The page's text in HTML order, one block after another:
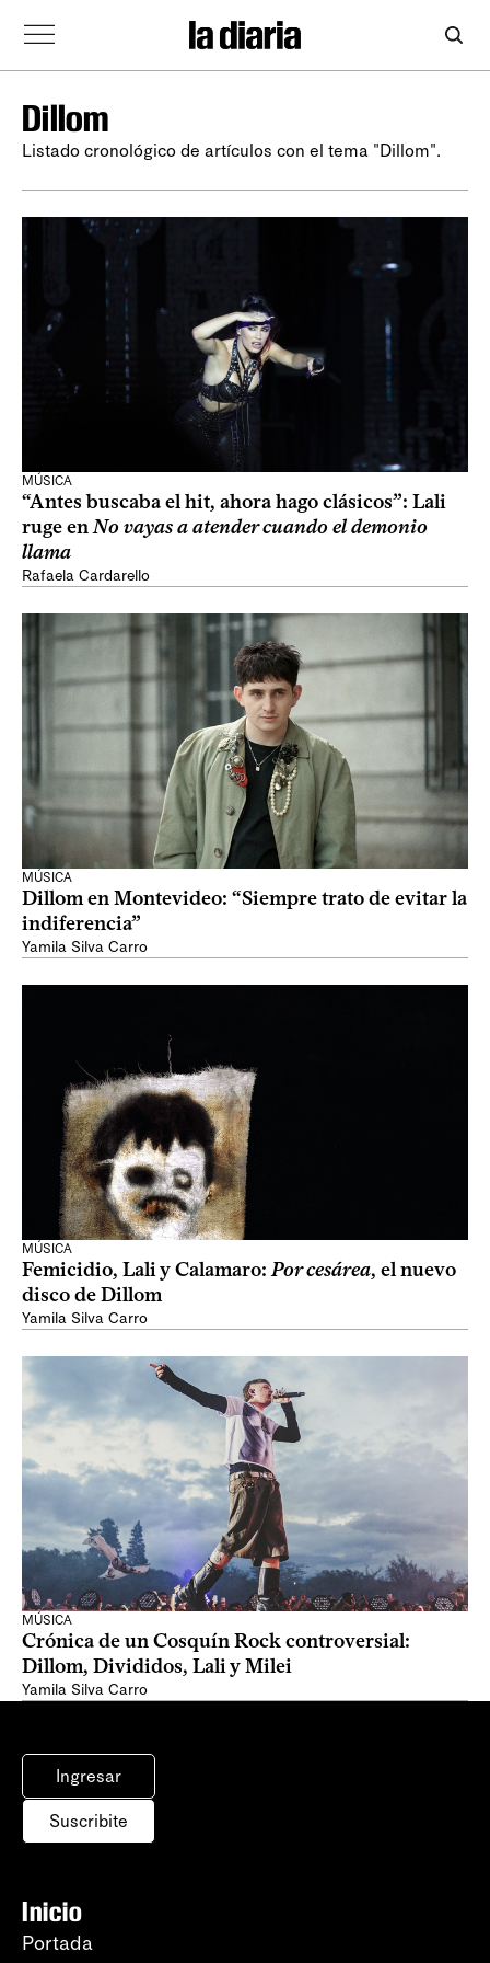
Dillom
Listado cronológico de artículos con el tema "Dillom".
MÚSICA
“Antes buscaba el hit, ahora hago clásicos”: Lali
ruge enNo vayas a atender cuando el demonio
llama
Rafaela Cardarello
MÚSICA
Dillom en Montevideo: “Siempre trato de evitar la
indiferencia”
Yamila Silva Carro
MÚSICA
Femicidio, Lali y Calamaro:Por cesárea, el nuevo
disco de Dillom
Yamila Silva Carro
MÚSICA
Crónica de un Cosquín Rock controversial:
Dillom, Divididos, Lali y Milei
Yamila Silva Carro
Ingresar
Suscribite
Inicio
Portada